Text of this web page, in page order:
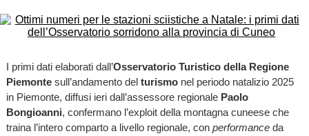
I primi dati elaborati dall’Osservatorio Turistico della Regione
Piemontesull’andamento del turismonel periodo natalizio 2025
in Piemonte, diffusi ieri dall’assessore regionale Paolo
Bongioanni, confermano l’exploit della montagna cuneese che
traina l’intero comparto a livello regionale, con performanceda